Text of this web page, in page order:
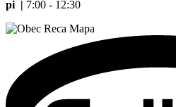
pi | 7:00 - 12:30